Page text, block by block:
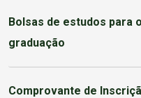
Bolsas de estudos para
graduação
Comprovante de